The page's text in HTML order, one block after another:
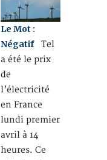
Le Mot :
NégatifTel
a été le prix
de
l’électricité
en France
lundi premier
avril à 14
heures. Ce